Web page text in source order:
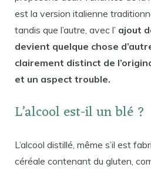
est la version italienne
tandis que l’autre, avec l’ ajout
devient quelque chose
clairement distinct de
et un aspect trouble.
L’alcool est-il un blé ?
L’alcool distillé, même s’il est
céréale contenant du gluten,